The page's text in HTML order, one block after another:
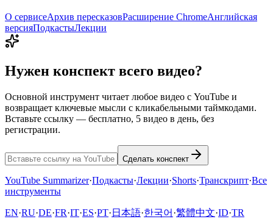
О сервисеАрхив пересказовРасширение ChromeАнглийская
версияПодкастыЛекции
Нужен конспект всего видео?
Основной инструмент читает любое видео с YouTube и
возвращает ключевые мысли с кликабельными таймкодами.
Вставьте ссылку — бесплатно, 5 видео в день, без
регистрации.
Сделать конспект
YouTube Summarizer·Подкасты·Лекции·Shorts·Транскрипт·Все
инструменты
EN·RU·DE·FR·IT·ES·PT· 日本語·한국어 ·繁體中文·ID·TR